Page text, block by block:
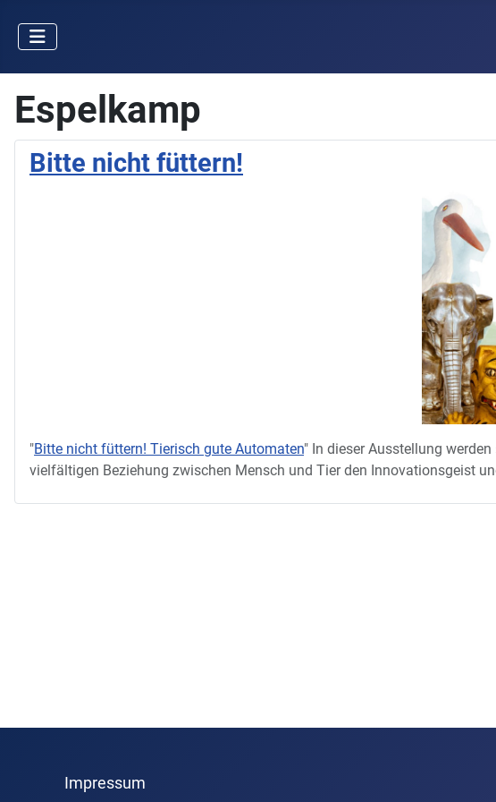
Espelkamp
Bitte nicht füttern!
"Bitte nicht füttern! Tierisch gute Automaten" In dieser Ausstellung
vielfältigen Beziehung zwischen Mensch und Tier den Innovationsgeist
Impressum